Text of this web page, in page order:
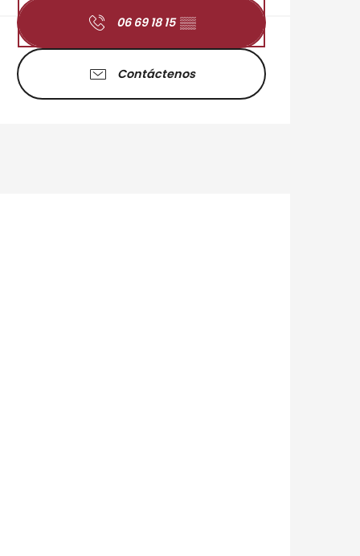
06 69 18 15 ▒▒
Contáctenos